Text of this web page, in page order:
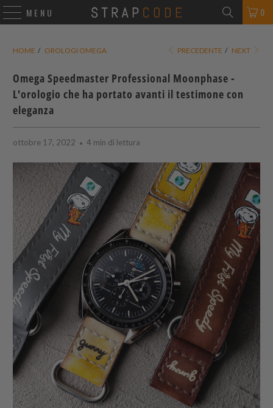
MENU 0
HOME / OROLOGI OMEGA PRECEDENTE / NEXT
Omega Speedmaster Professional Moonphase -
L'orologio che ha portato avanti il testimone con
eleganza
ottobre 17, 2022 4 min di lettura